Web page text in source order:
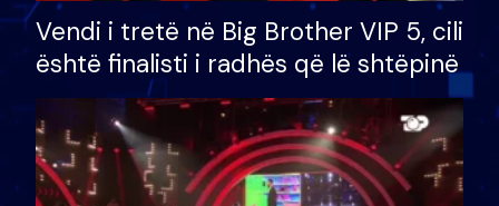
Vendi i tretë në Big Brother VIP 5, cili
është finalisti i radhës që lë shtëpinë